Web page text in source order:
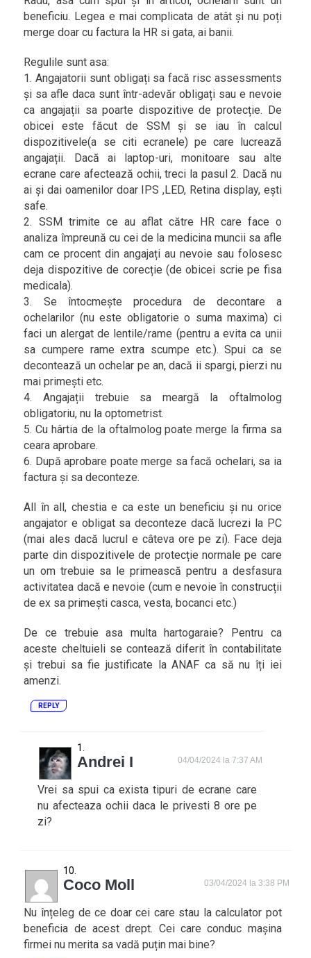
beneficiu. Legea e mai complicata de atât și nu poți
merge doar cu factura la HR si gata, ai banii.
Regulile sunt asa:
1. Angajatorii sunt obligați sa facă risc assessments
și sa afle daca sunt într-adevăr obligați sau e nevoie
ca angajații sa poarte dispozitive de protecție. De
obicei este făcut de SSM și se iau în calcul
dispozitivele(a se citi ecranele) pe care lucrează
angajații. Dacă ai laptop-uri, monitoare sau alte
ecrane care afectează ochii, treci la pasul 2. Dacă nu
ai și dai oamenilor doar IPS ,LED, Retina display, ești
safe.
2. SSM trimite ce au aflat către HR care face o
analiza împreună cu cei de la medicina muncii sa afle
cam ce procent din angajați au nevoie sau folosesc
deja dispozitive de corecție (de obicei scrie pe fisa
medicala).
3. Se întocmește procedura de decontare a
ochelarilor (nu este obligatorie o suma maxima) ci
faci un alergat de lentile/rame (pentru a evita ca unii
sa cumpere rame extra scumpe etc.). Spui ca se
decontează un ochelar pe an, dacă ii spargi, pierzi nu
mai primești etc.
4. Angajații trebuie sa meargă la oftalmolog
obligatoriu, nu la optometrist.
5. Cu hârtia de la oftalmolog poate merge la firma sa
ceara aprobare.
6. După aprobare poate merge sa facă ochelari, sa ia
factura și sa deconteze.
All în all, chestia e ca este un beneficiu și nu orice
angajator e obligat sa deconteze dacă lucrezi la PC
(mai ales dacă lucrul e câteva ore pe zi). Face deja
parte din dispozitivele de protecție normale pe care
un om trebuie sa le primească pentru a desfasura
activitatea dacă e nevoie (cum e nevoie în construcții
de ex sa primești casca, vesta, bocanci etc.)
De ce trebuie asa multa hartogaraie? Pentru ca
aceste cheltuieli se contează diferit în contabilitate
și trebui sa fie justificate la ANAF ca să nu îți iei
amenzi.
REPLY
Andrei I 04/04/2024 la 7:37 AM
Vrei sa spui ca exista tipuri de ecrane care
nu afecteaza ochii daca le privesti 8 ore pe
zi?
Coco Moll 03/04/2024 la 3:38 PM
Nu înțeleg de ce doar cei care stau la calculator pot
beneficia de acest drept. Cei care conduc mașina
firmei nu merita sa vadă puțin mai bine?